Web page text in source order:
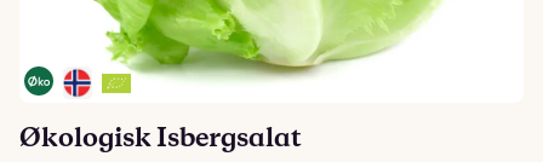
Økologisk Isbergsalat